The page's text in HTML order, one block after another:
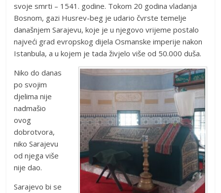
svoje smrti – 1541. godine. Tokom 20 godina vladanja
Bosnom, gazi Husrev-beg je udario čvrste temelje
današnjem Sarajevu, koje je u njegovo vrijeme postalo
najveći grad evropskog dijela Osmanske imperije nakon
Istanbula, a u kojem je tada živjelo više od 50.000 duša.
Niko do danas
po svojim
djelima nije
nadmašio
ovog
dobrotvora,
niko Sarajevu
od njega više
nije dao.
Sarajevo bi se